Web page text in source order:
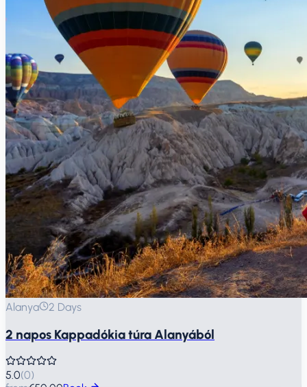
Alanya 2 Days
2 napos Kappadókia túra Alanyából
5.0(0)